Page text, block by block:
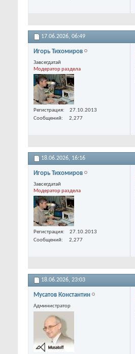
17.06.2026, 06:49
Игорь Тихомиров
Завсегдатай
Модератор раздела
Регистрация
27.10.2013
Сообщений
2,277
18.06.2026, 16:16
Игорь Тихомиров
Завсегдатай
Модератор раздела
Регистрация
27.10.2013
Сообщений
2,277
18.06.2026, 23:03
Мусатов Константин
Администратор